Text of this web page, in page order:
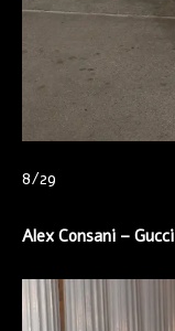
8/29
Alex Consani – Gucci